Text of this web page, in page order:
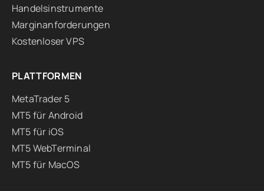
Handelsinstrumente
Marginanforderungen
Kostenloser VPS
PLATTFORMEN
MetaTrader 5
MT5 für Android
MT5 für iOS
MT5 WebTerminal
MT5 für MacOS